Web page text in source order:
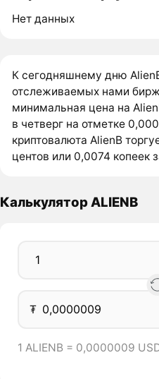
Нет данных
К сегодняшнему дню
отслеживаемых нами
минимальная цена на
в четверг на отметке
криптовалюта AlienB
центов или 0,0074 копеек
Калькулятор ALIENB
₮
1 ALIENB = 0,0000009